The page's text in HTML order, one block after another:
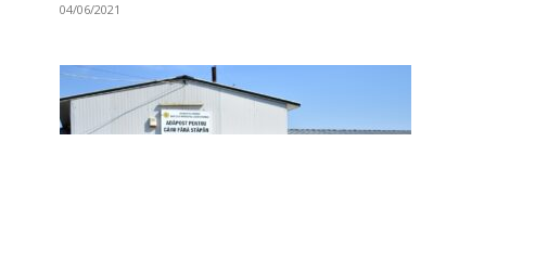
04/06/2021